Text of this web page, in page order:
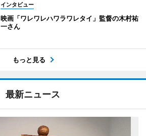
インタビュー
映画「ワレワレハワラワレタイ」監督の木村祐
一さん
もっと見る
最新ニュース